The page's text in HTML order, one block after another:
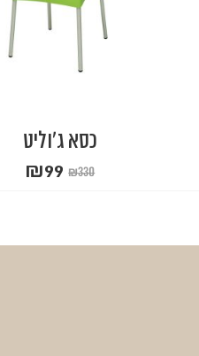
כסא ג'וליט
₪330
המחיר
₪330.
₪99
המחיר
₪99.